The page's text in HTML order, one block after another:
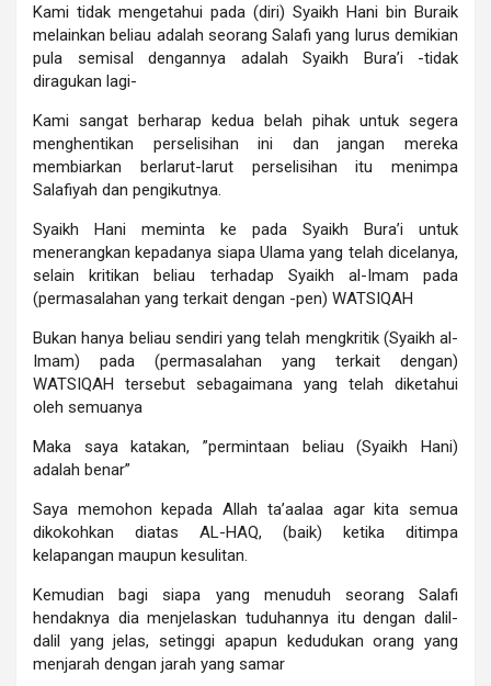
Kami tidak mengetahui pada (diri) Syaikh Hani bin Buraik
melainkan beliau adalah seorang Salafi yang lurus demikian
pula semisal dengannya adalah Syaikh Bura’i -tidak
diragukan lagi-
Kami sangat berharap kedua belah pihak untuk segera
menghentikan perselisihan ini dan jangan mereka
membiarkan berlarut-larut perselisihan itu menimpa
Salafiyah dan pengikutnya.
Syaikh Hani meminta ke pada Syaikh Bura’i untuk
menerangkan kepadanya siapa Ulama yang telah dicelanya,
selain kritikan beliau terhadap Syaikh al-Imam pada
(permasalahan yang terkait dengan -pen) WATSIQAH
Bukan hanya beliau sendiri yang telah mengkritik (Syaikh al-
Imam) pada (permasalahan yang terkait dengan)
WATSIQAH tersebut sebagaimana yang telah diketahui
oleh semuanya
Maka saya katakan, ”permintaan beliau (Syaikh Hani)
adalah benar”
Saya memohon kepada Allah ta’aalaa agar kita semua
dikokohkan diatas AL-HAQ, (baik) ketika ditimpa
kelapangan maupun kesulitan.
Kemudian bagi siapa yang menuduh seorang Salafi
hendaknya dia menjelaskan tuduhannya itu dengan dalil-
dalil yang jelas, setinggi apapun kedudukan orang yang
menjarah dengan jarah yang samar